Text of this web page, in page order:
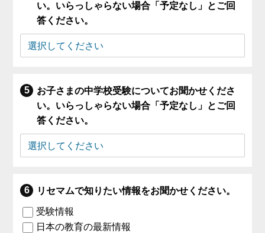
い。いらっしゃらない場合「予定なし」とご回
答ください。
お子さまの中学校受験についてお聞かせくださ
い。いらっしゃらない場合「予定なし」とご回
答ください。
リセマムで知りたい情報をお聞かせください。
受験情報
日本の教育の最新情報